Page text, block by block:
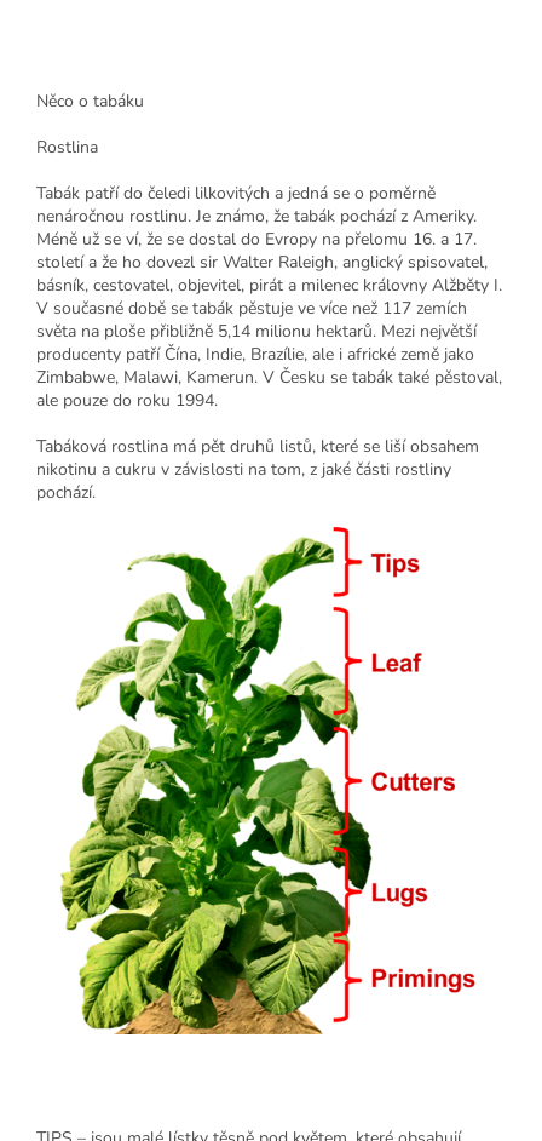
Něco o tabáku
Rostlina
Tabák patří do čeledi lilkovitých a jedná se o poměrně
nenáročnou rostlinu. Je známo, že tabák pochází z Ameriky.
Méně už se ví, že se dostal do Evropy na přelomu 16. a 17.
století a že ho dovezl sir Walter Raleigh, anglický spisovatel,
básník, cestovatel, objevitel, pirát a milenec královny Alžběty I.
V současné době se tabák pěstuje ve více než 117 zemích
světa na ploše přibližně 5,14 milionu hektarů. Mezi největší
producenty patří Čína, Indie, Brazílie, ale i africké země jako
Zimbabwe, Malawi, Kamerun. V Česku se tabák také pěstoval,
ale pouze do roku 1994.
Tabáková rostlina má pět druhů listů, které se liší obsahem
nikotinu a cukru v závislosti na tom, z jaké části rostliny
pochází.